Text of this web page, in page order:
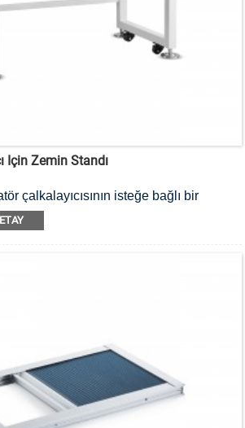
Için Zemin Standı
çalkalayıcısının isteğe bağlı bir
çalkalayıcının rahat kullanımına yönelik